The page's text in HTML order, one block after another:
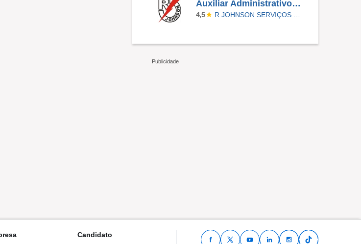
Auxiliar Administrativo - TAQUARA
4,5
Candidato